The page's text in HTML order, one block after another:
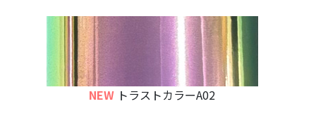
NEW トラストカラーA02